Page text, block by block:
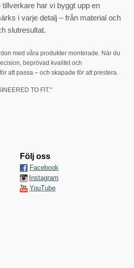
har vi byggt upp en
i varje detalj – från material och
slutresultat.
med våra produkter monterade. När du
beprövad kvalitet och
att passa – och skapade för att prestera.
TO FIT."
Följ oss
Facebook
Instagram
YouTube